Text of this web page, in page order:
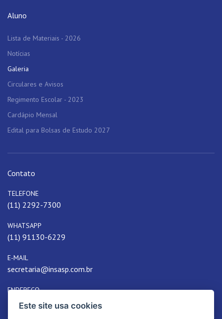
Aluno
Lista de Materiais - 2026
Notícias
Galeria
Circulares e Avisos
Regimento Escolar - 2023
Cardápio Mensal
Edital para Bolsas de Estudo 2027
Contato
TELEFONE
(11) 2292-7300
WHATSAPP
(11) 91130-6229
E-MAIL
secretaria@insasp.com.br
ENDEREÇO
Rua Passos, 36 - Belenzinho, São Paulo, SP, Brasil
Este site usa cookies